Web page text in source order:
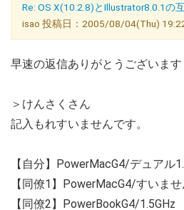
Re: OS X(10.2.8)とIllustrator8.0.1の
isao 投稿日：2005/08/04(Thu)
早速の返信ありがとうございます
＞けんさくさん
記入もれすいませんです。
【自分】PowerMacG4/デュアル
【同僚1】PowerMacG4/すいま
【同僚2】PowerBookG4/1.5GHz